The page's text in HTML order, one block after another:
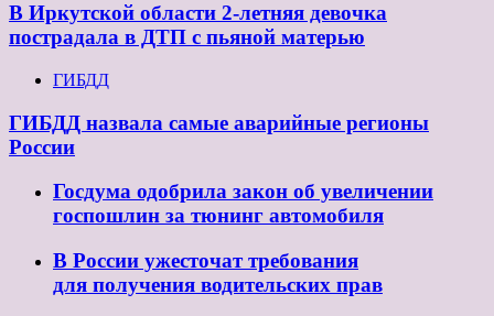
В Иркутской области 2-летняя девочка
пострадала в ДТП с пьяной матерью
ГИБДД
ГИБДД назвала самые аварийные регионы
России
Госдума одобрила закон об увеличении
госпошлин за тюнинг автомобиля
В России ужесточат требования
для получения водительских прав